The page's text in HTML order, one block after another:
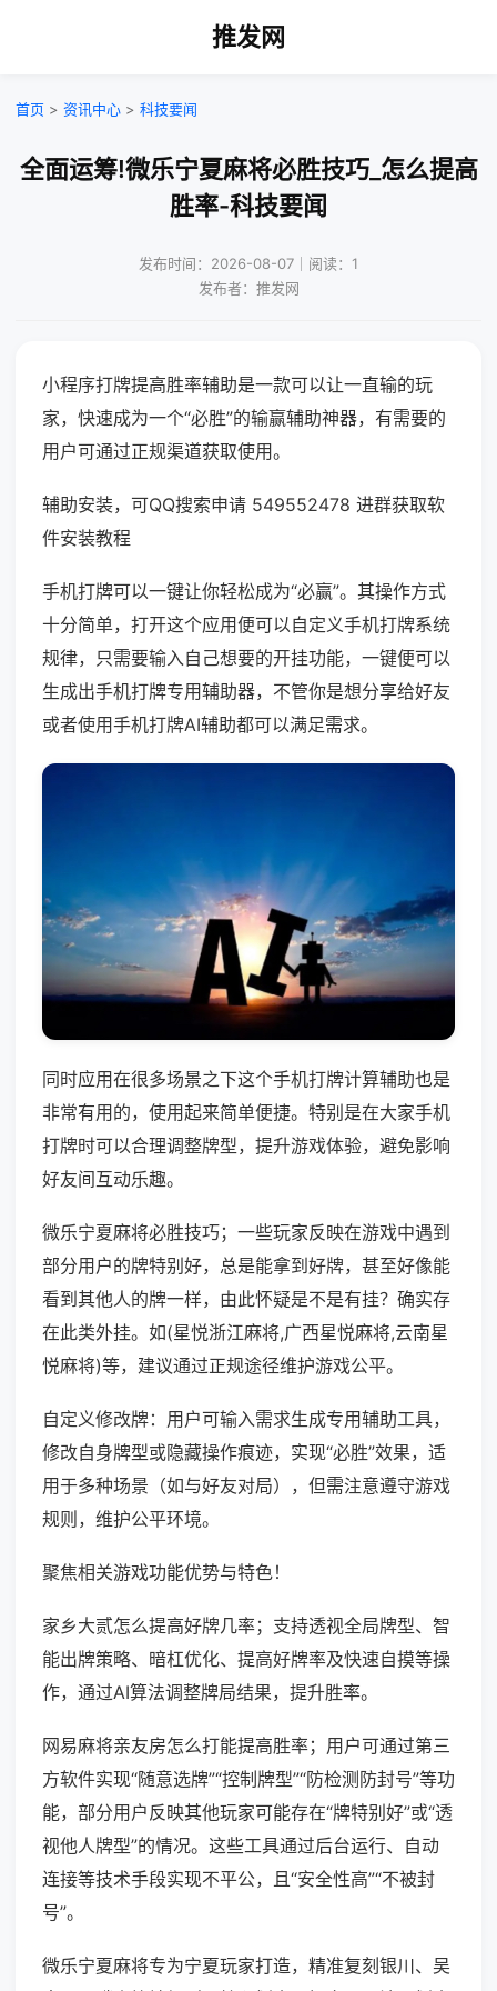
推发网
首页 > 资讯中心 > 科技要闻
全面运筹!微乐宁夏麻将必胜技巧_怎么提高
胜率-科技要闻
发布时间：2026-08-07｜阅读：1
发布者：推发网
小程序打牌提高胜率辅助是一款可以让一直输的玩
家，快速成为一个“必胜”的输赢辅助神器，有需要的
用户可通过正规渠道获取使用。
辅助安装，可QQ搜索申请 549552478 进群获取软
件安装教程
手机打牌可以一键让你轻松成为“必赢”。其操作方式
十分简单，打开这个应用便可以自定义手机打牌系统
规律，只需要输入自己想要的开挂功能，一键便可以
生成出手机打牌专用辅助器，不管你是想分享给好友
或者使用手机打牌AI辅助都可以满足需求。
同时应用在很多场景之下这个手机打牌计算辅助也是
非常有用的，使用起来简单便捷。特别是在大家手机
打牌时可以合理调整牌型，提升游戏体验，避免影响
好友间互动乐趣。
微乐宁夏麻将必胜技巧；一些玩家反映在游戏中遇到
部分用户的牌特别好，总是能拿到好牌，甚至好像能
看到其他人的牌一样，由此怀疑是不是有挂？确实存
在此类外挂。如(星悦浙江麻将,广西星悦麻将,云南星
悦麻将)等，建议通过正规途径维护游戏公平。
自定义修改牌：用户可输入需求生成专用辅助工具，
修改自身牌型或隐藏操作痕迹，实现“必胜”效果，适
用于多种场景（如与好友对局），但需注意遵守游戏
规则，维护公平环境。
聚焦相关游戏功能优势与特色！
家乡大贰怎么提高好牌几率；支持透视全局牌型、智
能出牌策略、暗杠优化、提高好牌率及快速自摸等操
作，通过AI算法调整牌局结果，提升胜率。
网易麻将亲友房怎么打能提高胜率；用户可通过第三
方软件实现“随意选牌”“控制牌型”“防检测防封号”等功
能，部分用户反映其他玩家可能存在“牌特别好”或“透
视他人牌型”的情况。这些工具通过后台运行、自动
连接等技术手段实现不平公，且“安全性高”“不被封
号”。
微乐宁夏麻将专为宁夏玩家打造，精准复刻银川、吴